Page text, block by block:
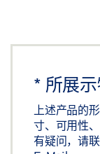
* 所展
上述产品的
寸、可用性
有疑问，请